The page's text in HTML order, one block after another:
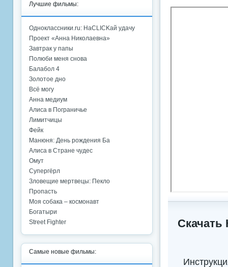
Скачать
Лучшие фильмы:
Одноклассники.ru: НаCLICKай удачу
Проект «Анна Николаевна»
Завтрак у папы
Полюби меня снова
Балабол 4
Золотое дно
Всё могу
Анна медиум
Алиса в Пограничье
Лимитчицы
Фейк
Манюня: День рождения Ба
Алиса в Стране чудес
Омут
Супергёрл
Зловещие мертвецы: Пекло
Пропасть
Моя собака – космонавт
Богатыри
Street Fighter
Самые новые фильмы: